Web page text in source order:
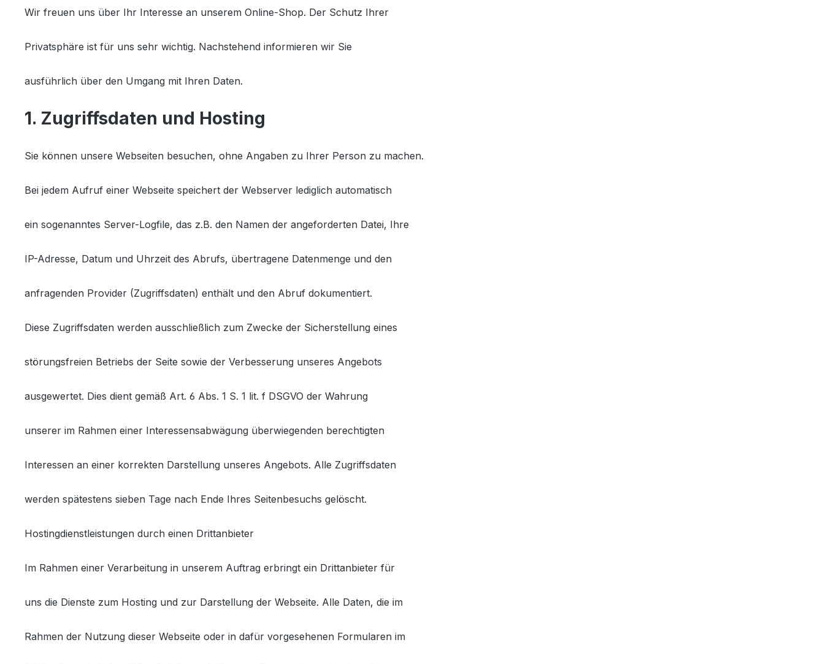
Wir freuen uns über Ihr Interesse an unserem Online-Shop. Der Schutz Ihrer
Privatsphäre ist für uns sehr wichtig. Nachstehend informieren wir Sie
ausführlich über den Umgang mit Ihren Daten.
1. Zugriffsdaten und Hosting
Sie können unsere Webseiten besuchen, ohne Angaben zu Ihrer Person zu machen.
Bei jedem Aufruf einer Webseite speichert der Webserver lediglich automatisch
ein sogenanntes Server-Logfile, das z.B. den Namen der angeforderten Datei, Ihre
IP-Adresse, Datum und Uhrzeit des Abrufs, übertragene Datenmenge und den
anfragenden Provider (Zugriffsdaten) enthält und den Abruf dokumentiert.
Diese Zugriffsdaten werden ausschließlich zum Zwecke der Sicherstellung eines
störungsfreien Betriebs der Seite sowie der Verbesserung unseres Angebots
ausgewertet. Dies dient gemäß Art. 6 Abs. 1 S. 1 lit. f DSGVO der Wahrung
unserer im Rahmen einer Interessensabwägung überwiegenden berechtigten
Interessen an einer korrekten Darstellung unseres Angebots. Alle Zugriffsdaten
werden spätestens sieben Tage nach Ende Ihres Seitenbesuchs gelöscht.
Hostingdienstleistungen durch einen Drittanbieter
Im Rahmen einer Verarbeitung in unserem Auftrag erbringt ein Drittanbieter für
uns die Dienste zum Hosting und zur Darstellung der Webseite. Alle Daten, die im
Rahmen der Nutzung dieser Webseite oder in dafür vorgesehenen Formularen im